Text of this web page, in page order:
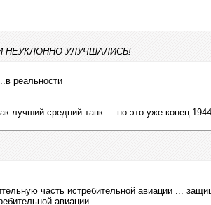
И НЕУКЛОННО УЛУЧШАЛИСЬ!
реальности
лучший средний танк ... но это уже конец 1944
часть истребительной авиации ...
авиации ...